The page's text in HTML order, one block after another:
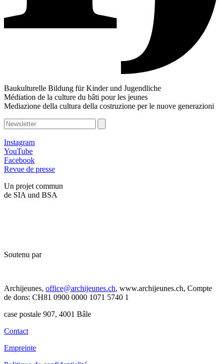
Baukulturelle Bildung für Kinder und Jugendliche
Médiation de la culture du bâti pour les jeunes
Mediazione della cultura della costruzione per le nuove generazioni
Instagram
YouTube
Facebook
Revue de presse
Un projet commun
de SIA und BSA
Soutenu par
Archijeunes, office@archijeunes.ch, www.archijeunes.ch, Compte
de dons: CH81 0900 0000 1071 5740 1
case postale 907, 4001 Bâle
Contact
Empreinte